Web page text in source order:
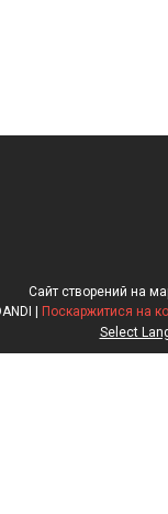
Сайт створений на
Поскаржитися на
Select